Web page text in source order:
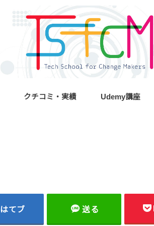
クチコミ・実績 Udemy講座
はてブ 送る